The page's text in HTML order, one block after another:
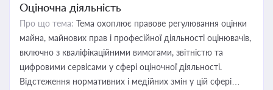
Оціночна діяльність
Про що тема: Тема охоплює правове регулювання оцінки
майна, майнових прав і професійної діяльності оцінювачів,
включно з кваліфікаційними вимогами, звітністю та
цифровими сервісами у сфері оціночної діяльності.
Відстеження нормативних і медійних змін у цій сфері